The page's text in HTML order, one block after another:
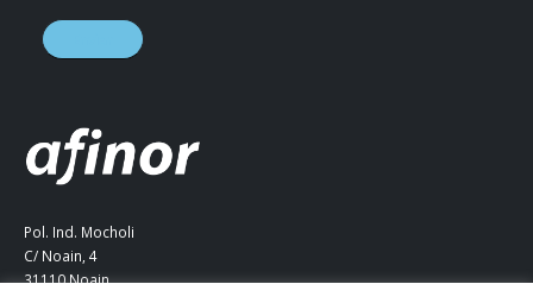
Pol. Ind. Mocholi
C/ Noain, 4
31110 Noain